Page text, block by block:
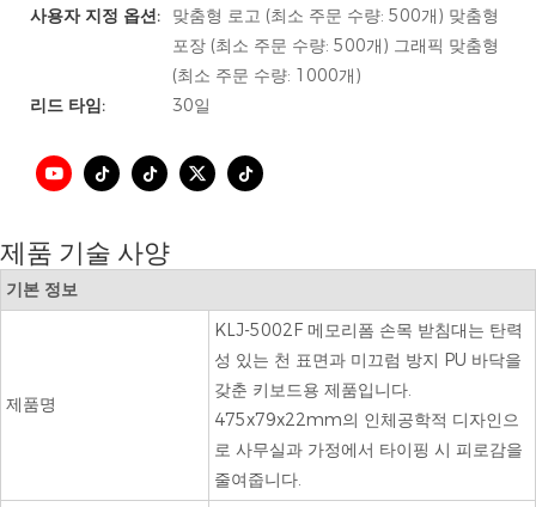
사용자 지정 옵션:
맞춤형 로고 (최소 주문 수량: 500개) 맞춤형
포장 (최소 주문 수량: 500개) 그래픽 맞춤형
(최소 주문 수량: 1000개)
리드 타임:
30일
제품 기술 사양
기본 정보
제품명
KLJ-5002F 메모리폼 손목 받침대는 탄력
성 있는 천 표면과 미끄럼 방지 PU 바닥을
갖춘 키보드용 제품입니다.
475x79x22mm의 인체공학적 디자인으
로 사무실과 가정에서 타이핑 시 피로감을
줄여줍니다.